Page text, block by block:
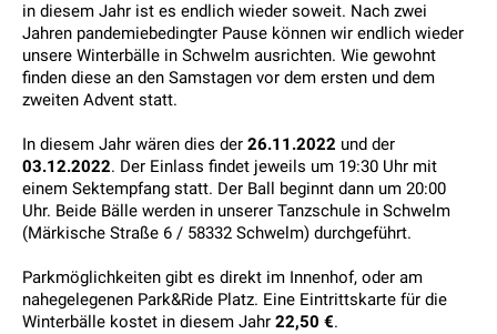
in diesem Jahr ist es endlich wieder soweit. Nach zwei
Jahren pandemiebedingter Pause können wir endlich wieder
unsere Winterbälle in Schwelm ausrichten. Wie gewohnt
finden diese an den Samstagen vor dem ersten und dem
zweiten Advent statt.
In diesem Jahr wären dies der 26.11.2022 und der
03.12.2022. Der Einlass findet jeweils um 19:30 Uhr mit
einem Sektempfang statt. Der Ball beginnt dann um 20:00
Uhr. Beide Bälle werden in unserer Tanzschule in Schwelm
(Märkische Straße 6 / 58332 Schwelm) durchgeführt.
Parkmöglichkeiten gibt es direkt im Innenhof, oder am
nahegelegenen Park&Ride Platz. Eine Eintrittskarte für die
Winterbälle kostet in diesem Jahr 22,50 €.